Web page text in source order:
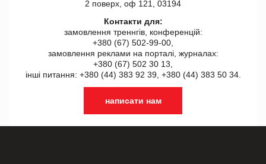
2 поверх, оф 121, 03194
Контакти для:
замовлення треннгів, конференцій:
+380 (67) 502-99-00,
замовлення реклами на порталі, журналах:
+380 (67) 502 30 13,
інші питання: +380 (44) 383 92 39, +380 (44) 383 50 34.
написати нам